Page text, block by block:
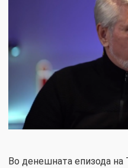
Во денешната епизода